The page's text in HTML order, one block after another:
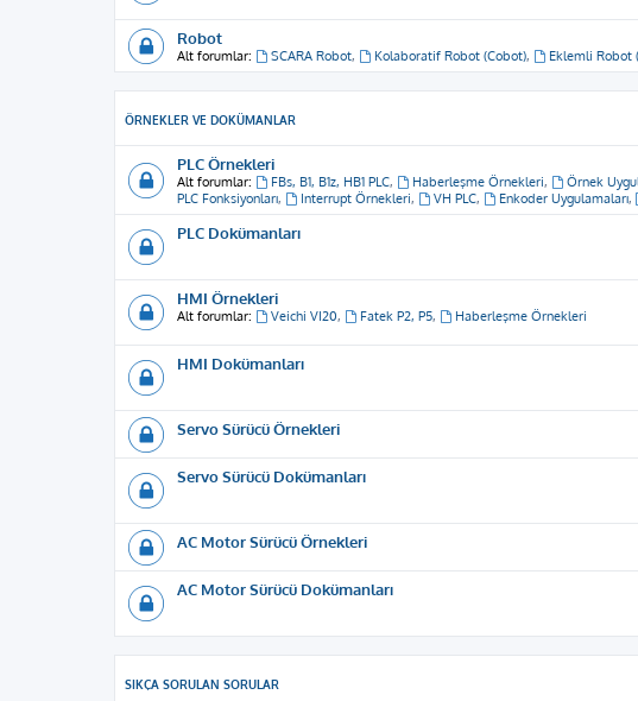
Robot
Alt forumlar: SCARA Robot, Kolaboratif Robot (Cobot), Eklemli Robot
ÖRNEKLER VE DOKÜMANLAR
PLC Örnekleri
Alt forumlar: FBs, B1, B1z, HB1 PLC, Haberleşme Örnekleri, Örnek
PLC Fonksiyonları, Interrupt Örnekleri, VH PLC, Enkoder Uygulamaları,
PLC Dokümanları
HMI Örnekleri
Alt forumlar: Veichi VI20, Fatek P2, P5, Haberleşme Örnekleri
HMI Dokümanları
Servo Sürücü Örnekleri
Servo Sürücü Dokümanları
AC Motor Sürücü Örnekleri
AC Motor Sürücü Dokümanları
SIKÇA SORULAN SORULAR